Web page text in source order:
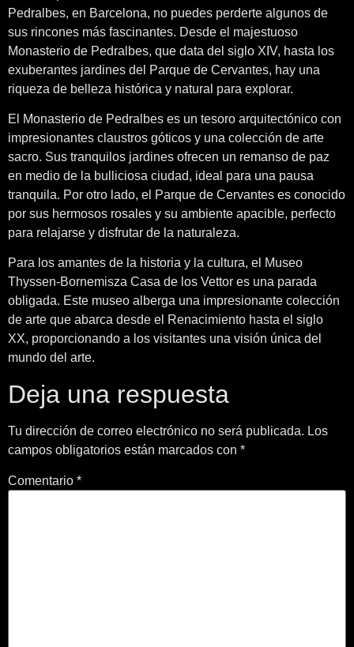
Pedralbes, en Barcelona, no puedes perderte algunos de
sus rincones más fascinantes. Desde el majestuoso
Monasterio de Pedralbes, que data del siglo XIV, hasta los
exuberantes jardines del Parque de Cervantes, hay una
riqueza de belleza histórica y natural para explorar.
El Monasterio de Pedralbes es un tesoro arquitectónico con
impresionantes claustros góticos y una colección de arte
sacro. Sus tranquilos jardines ofrecen un remanso de paz
en medio de la bulliciosa ciudad, ideal para una pausa
tranquila. Por otro lado, el Parque de Cervantes es conocido
por sus hermosos rosales y su ambiente apacible, perfecto
para relajarse y disfrutar de la naturaleza.
Para los amantes de la historia y la cultura, el Museo
Thyssen-Bornemisza Casa de los Vettor es una parada
obligada. Este museo alberga una impresionante colección
de arte que abarca desde el Renacimiento hasta el siglo
XX, proporcionando a los visitantes una visión única del
mundo del arte.
Deja una respuesta
Tu dirección de correo electrónico no será publicada. Los
campos obligatorios están marcados con *
Comentario *